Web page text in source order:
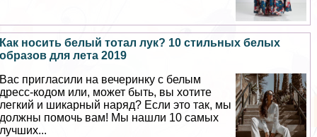
Как носить белый тотал лук? 10 стильных белых
образов для лета 2019
Вас пригласили на вечеринку с белым
дресс-кодом или, может быть, вы хотите
легкий и шикарный наряд? Если это так, мы
должны помочь вам! Мы нашли 10 самых
лучших...